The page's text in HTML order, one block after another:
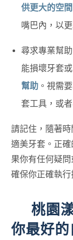
供更大的空間
嘴巴內，以
尋求專業幫
能損壞牙套
幫助 。視需
套工具，或
請記住，隨著
適美牙套。正
果你有任何疑
確保你正確執行
桃園
你最好